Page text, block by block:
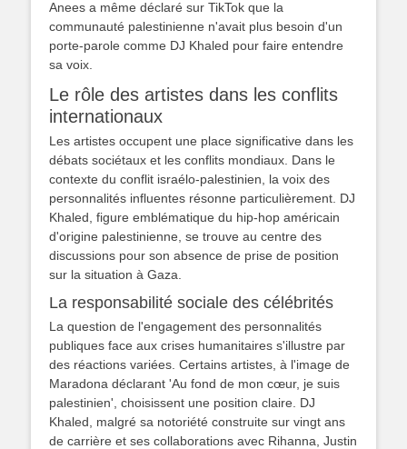
Anees a même déclaré sur TikTok que la
communauté palestinienne n'avait plus besoin d'un
porte-parole comme DJ Khaled pour faire entendre
sa voix.
Le rôle des artistes dans les conflits
internationaux
Les artistes occupent une place significative dans les
débats sociétaux et les conflits mondiaux. Dans le
contexte du conflit israélo-palestinien, la voix des
personnalités influentes résonne particulièrement. DJ
Khaled, figure emblématique du hip-hop américain
d'origine palestinienne, se trouve au centre des
discussions pour son absence de prise de position
sur la situation à Gaza.
La responsabilité sociale des célébrités
La question de l'engagement des personnalités
publiques face aux crises humanitaires s'illustre par
des réactions variées. Certains artistes, à l'image de
Maradona déclarant 'Au fond de mon cœur, je suis
palestinien', choisissent une position claire. DJ
Khaled, malgré sa notoriété construite sur vingt ans
de carrière et ses collaborations avec Rihanna, Justin